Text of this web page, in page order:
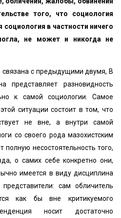
того, что социология
в частности ничего
не может и никогда не
связана с предыдущими двумя, В
представляет разновидность
к самой социологии. Самое
ситуации состоит в том, что
не вне, а внутри самой
со своего рода мазохистским
несостоятельность того,
о самих себе конкретно они,
имеется в виду дисциплина
сам обличитель
как бы вне критикуемого
носит достаточно